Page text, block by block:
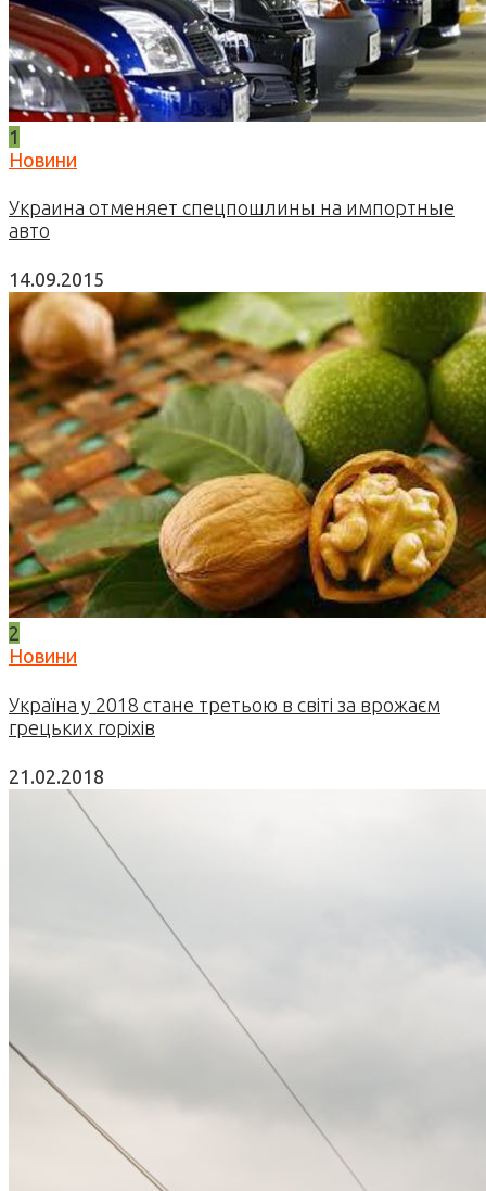
1
Новини
Украина отменяет спецпошлины на импортные
авто
14.09.2015
2
Новини
Україна у 2018 стане третьою в світі за врожаєм
грецьких горіхів
21.02.2018